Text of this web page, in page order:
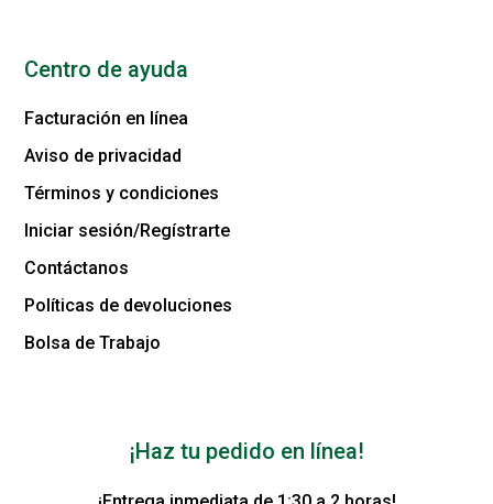
Centro de ayuda
Facturación en línea
Aviso de privacidad
Términos y condiciones
Iniciar sesión/Regístrarte
Contáctanos
Políticas de devoluciones
Bolsa de Trabajo
¡Haz tu pedido en línea!